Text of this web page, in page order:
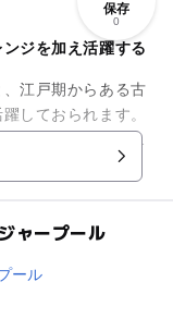
保存
0
ジを加え活躍する
江戸期からある古
しておられます。
したものは、旺盛
ャープール